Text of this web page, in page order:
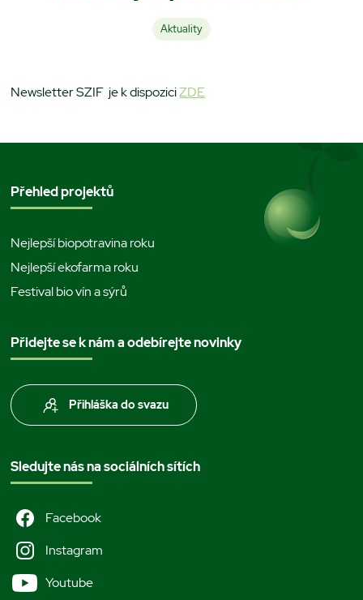
Aktuality
Newsletter SZIF je k dispoziciZDE
Přehled projektů
Nejlepší biopotravina roku
Nejlepší ekofarma roku
Festival bio vín a sýrů
Přidejte se k nám a odebírejte novinky
Přihláška do svazu
Sledujte nás na sociálních sítích
Facebook
Instagram
Youtube